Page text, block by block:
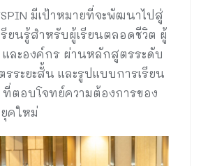
มีเป้าหมายที่จะพัฒนาไปสู่
รียนรู้สำหรับผู้เรียนตลอดชีวิต ผู้
ละองค์กร ผ่านหลักสูตรระดับ
ระยะสั้น และรูปแบบการเรียน
ที่ตอบโจทย์ความต้องการของ
คใหม่